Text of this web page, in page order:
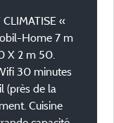
«
Home 7 m
X 2 m 50.
30 minutes
(près de la
Cuisine